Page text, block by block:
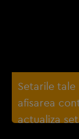
Setarile
afisarea
actualiza